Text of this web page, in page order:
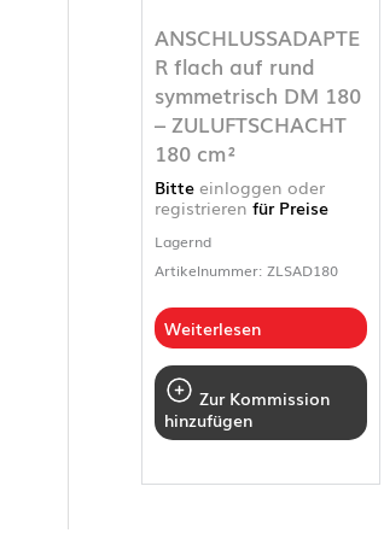
ANSCHLUSSADAPTE
R flach auf rund
symmetrisch DM 180
– ZULUFTSCHACHT
180 cm²
Bitte einloggen oder
registrieren für Preise
Lagernd
Artikelnummer: ZLSAD180
Weiterlesen
Zur Kommission
hinzufügen